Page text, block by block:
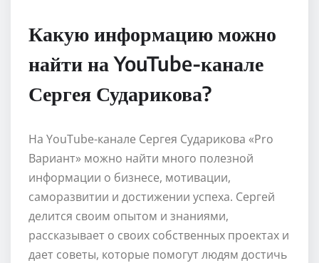
Какую информацию можно
найти на YouTube-канале
Сергея Сударикова?
На YouTube-канале Сергея Сударикова «Pro
Вариант» можно найти много полезной
информации о бизнесе, мотивации,
саморазвитии и достижении успеха. Сергей
делится своим опытом и знаниями,
рассказывает о своих собственных проектах и
дает советы, которые помогут людям достичь